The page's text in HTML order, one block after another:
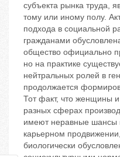
субъекта рынка труда,
тому или иному полу.
подхода в социальной
гражданами
общество официально
но на практике
нейтральных ролей в
продолжается
Тот факт, что женщины
разных сферах
имеют неравные шансы
карьерном
биологически